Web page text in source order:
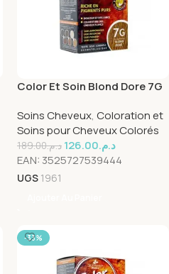
Color Et Soin Blond Dore 7G
Soins Cheveux, Coloration et
Soins pour Cheveux Colorés
د.م.189.00 د.م.126.00
EAN: 3525727539444
UGS 1961
-33%